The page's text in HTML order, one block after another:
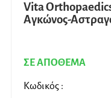
Vita
Αγκώνος-
ΣΕ ΑΠΟΘΕΜΑ
Κωδικός :